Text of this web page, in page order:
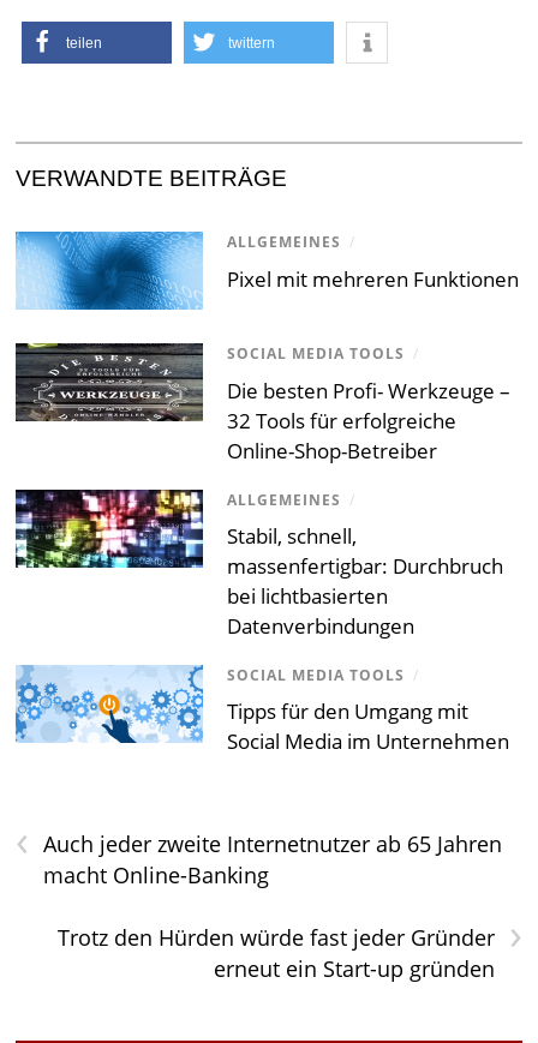
teilen twittern
VERWANDTE BEITRÄGE
ALLGEMEINES /
Pixel mit mehreren Funktionen
SOCIAL MEDIA TOOLS /
Die besten Profi- Werkzeuge –
32 Tools für erfolgreiche
Online-Shop-Betreiber
ALLGEMEINES /
Stabil, schnell,
massenfertigbar: Durchbruch
bei lichtbasierten
Datenverbindungen
SOCIAL MEDIA TOOLS /
Tipps für den Umgang mit
Social Media im Unternehmen
‹
Auch jeder zweite Internetnutzer ab 65 Jahren
macht Online-Banking
›
Trotz den Hürden würde fast jeder Gründer
erneut ein Start-up gründen